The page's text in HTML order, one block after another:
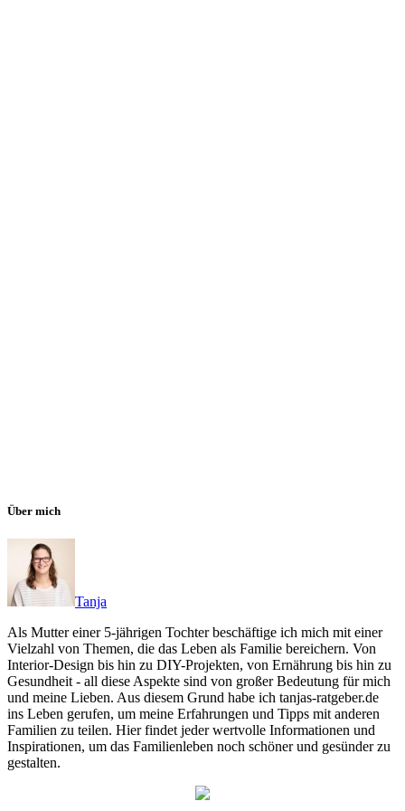
Über mich
Tanja
Als Mutter einer 5-jährigen Tochter beschäftige ich mich mit einer
Vielzahl von Themen, die das Leben als Familie bereichern. Von
Interior-Design bis hin zu DIY-Projekten, von Ernährung bis hin zu
Gesundheit - all diese Aspekte sind von großer Bedeutung für mich
und meine Lieben. Aus diesem Grund habe ich tanjas-ratgeber.de
ins Leben gerufen, um meine Erfahrungen und Tipps mit anderen
Familien zu teilen. Hier findet jeder wertvolle Informationen und
Inspirationen, um das Familienleben noch schöner und gesünder zu
gestalten.